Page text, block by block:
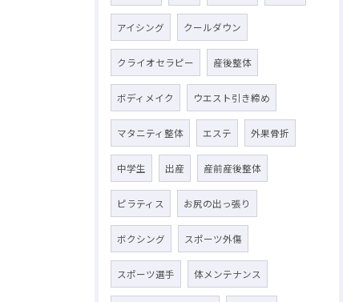
アイシング クールダウン
クライオセラピー 産後整体
ボディメイク ウエスト引き締め
マタニティ整体 エステ 外果骨折
中学生 出産 産前産後整体
ピラティス お尻の出っ張り
ボクシング スポーツ外傷
スポーツ選手 体メンテナンス